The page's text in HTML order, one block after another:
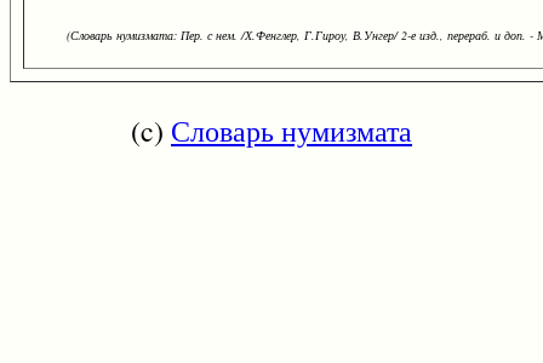
(Словарь нумизмата: Пер. с нем. /Х.Фенглер, Г.Гироу, В.Унгер/ 2-е изд., перераб. и доп. -
(c) Словарь нумизмата